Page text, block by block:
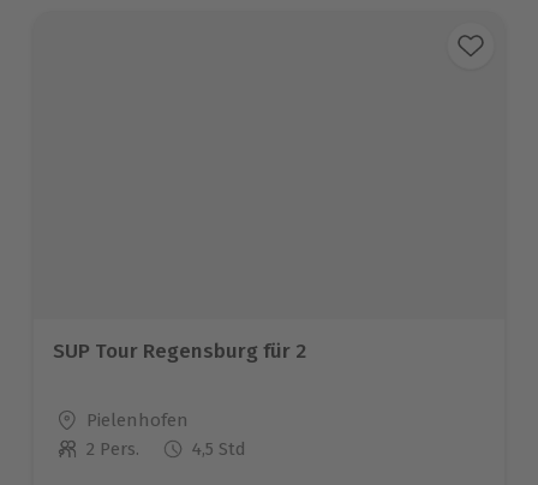
SUP Tour Regensburg für 2
Standort
Pielenhofen
Anzahl der Teilnehmer
2 Pers. 4,5 Std